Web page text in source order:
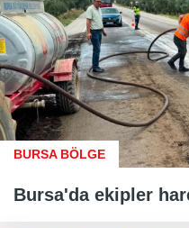
BURSA BÖLGE
Bursa'da ekipler